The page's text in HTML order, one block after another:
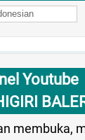
Youtube
membuka,